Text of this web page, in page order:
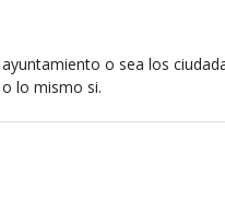
o sea los
lo mismo si.